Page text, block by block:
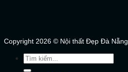
Copyright 2026 © Nội thất Đẹp Đà Nẵng
Tìm
kiếm: